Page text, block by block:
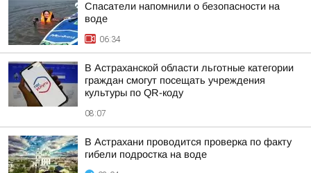
Спасатели напомнили о безопасности на
воде
06:34
В Астраханской области льготные категории
граждан смогут посещать учреждения
культуры по QR-коду
08:07
В Астрахани проводится проверка по факту
гибели подростка на воде